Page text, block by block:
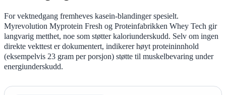
For vektnedgang fremheves kasein-blandinger spesielt.
Myrevolution Myprotein Fresh og Proteinfabrikken Whey Tech gir
langvarig metthet, noe som støtter kaloriunderskudd. Selv om ingen
direkte vekttest er dokumentert, indikerer høyt proteininnhold
(eksempelvis 23 gram per porsjon) støtte til muskelbevaring under
energiunderskudd.